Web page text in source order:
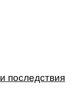
последствия